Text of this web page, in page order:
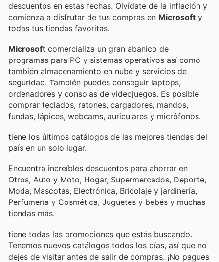
descuentos en estas fechas. Olvídate de la inflación y
comienza a disfrutar de tus compras en Microsoft y
todas tus tiendas favoritas.
Microsoft comercializa un gran abanico de
programas para PC y sistemas operativos así como
también almacenamiento en nube y servicios de
seguridad. También puedes conseguir laptops,
ordenadores y consolas de videojuegos. Es posible
comprar teclados, ratones, cargadores, mandos,
fundas, lápices, webcams, auriculares y micrófonos.
tiene los últimos catálogos de las mejores tiendas del
país en un solo lugar.
Encuentra increíbles descuentos para ahorrar en
Otros, Auto y Moto, Hogar, Supermercados, Deporte,
Moda, Mascotas, Electrónica, Bricolaje y jardinería,
Perfumería y Cosmética, Juguetes y bebés y muchas
tiendas más.
tiene todas las promociones que estás buscando.
Tenemos nuevos catálogos todos los días, así que no
dejes de visitar antes de salir de compras. ¡No pagues